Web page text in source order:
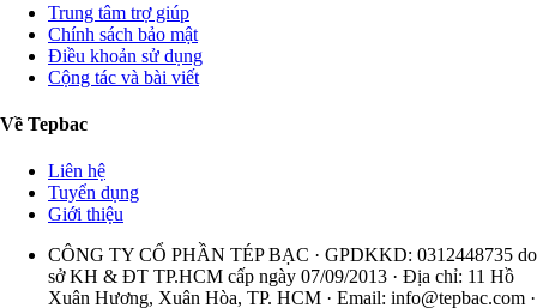
Trung tâm trợ giúp
Chính sách bảo mật
Điều khoản sử dụng
Cộng tác và bài viết
Về Tepbac
Liên hệ
Tuyển dụng
Giới thiệu
CÔNG TY CỔ PHẦN TÉP BẠC · GPDKKD: 0312448735 do
sở KH & ĐT TP.HCM cấp ngày 07/09/2013 · Địa chỉ: 11 Hồ
Xuân Hương, Xuân Hòa, TP. HCM · Email: info@tepbac.com ·